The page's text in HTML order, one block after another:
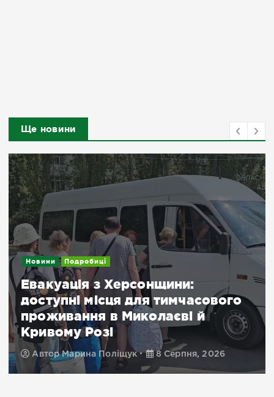
Ще новини
Новини Подробиці
Евакуація з Херсонщини:
доступні місця для тимчасового
проживання в Миколаєві й
Кривому Розі
АвторМарина Поліщук 8 Серпня, 2026